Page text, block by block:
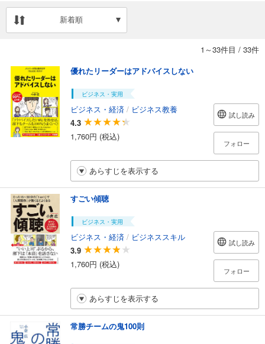
新着順
1～33件目 / 33件
優れたリーダーはアドバイスしない
ビジネス・実用
ビジネス・経済 / ビジネス教養
4.3
1,760円 (税込)
試し読み
フォロー
あらすじを表示する
すごい傾聴
ビジネス・実用
ビジネス・経済 / ビジネススキル
3.9
1,760円 (税込)
試し読み
フォロー
あらすじを表示する
常勝チームの鬼100則